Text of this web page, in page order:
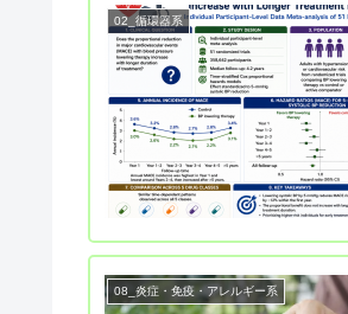
02_循環器系
08_炎症・免疫・アレルギー系